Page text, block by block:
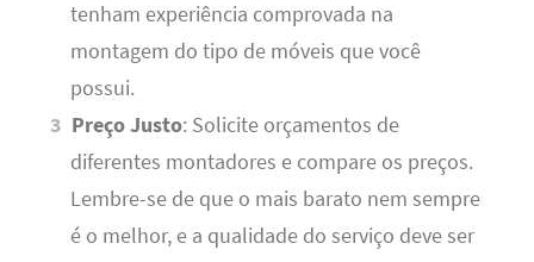
tenham experiência comprovada na
montagem do tipo de móveis que você
possui.
Preço Justo: Solicite orçamentos de
diferentes montadores e compare os preços.
Lembre-se de que o mais barato nem sempre
é o melhor, e a qualidade do serviço deve ser